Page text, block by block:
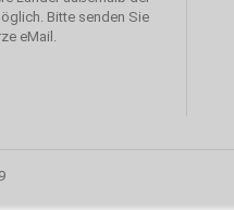
Bitte senden Sie
eMail.